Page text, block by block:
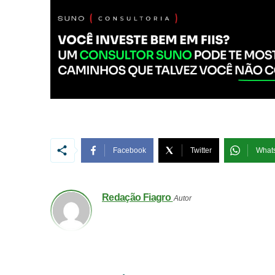
Facebook Twitter
Redação Fiagro Autor